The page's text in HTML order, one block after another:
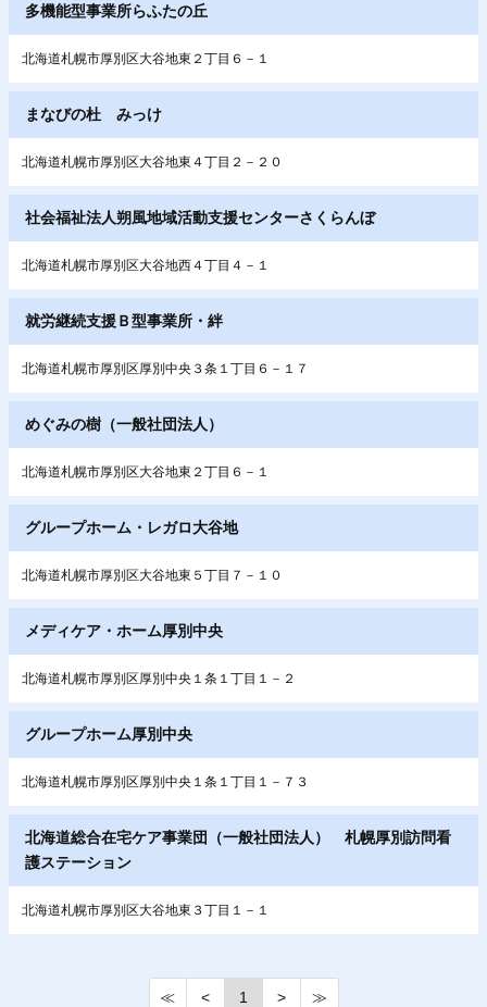
多機能型事業所らふたの丘
北海道札幌市厚別区大谷地東２丁目６－１
まなびの杜 みっけ
北海道札幌市厚別区大谷地東４丁目２－２０
社会福祉法人朔風地域活動支援センターさくらんぼ
北海道札幌市厚別区大谷地西４丁目４－１
就労継続支援Ｂ型事業所・絆
北海道札幌市厚別区厚別中央３条１丁目６－１７
めぐみの樹（一般社団法人）
北海道札幌市厚別区大谷地東２丁目６－１
グループホーム・レガロ大谷地
北海道札幌市厚別区大谷地東５丁目７－１０
メディケア・ホーム厚別中央
北海道札幌市厚別区厚別中央１条１丁目１－２
グループホーム厚別中央
北海道札幌市厚別区厚別中央１条１丁目１－７３
北海道総合在宅ケア事業団（一般社団法人） 札幌厚別訪問看
護ステーション
北海道札幌市厚別区大谷地東３丁目１－１
≪ < 1 > ≫